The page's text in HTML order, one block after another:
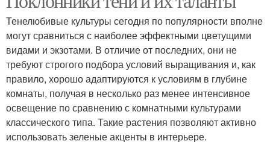
Тенелюбивые культуры сегодня по популярности вполне
могут сравниться с наиболее эффектными цветущими
видами и экзотами. В отличие от последних, они не
требуют строгого подбора условий выращивания и, как
правило, хорошо адаптируются к условиям в глубине
комнаты, получая в несколько раз менее интенсивное
освещение по сравнению с комнатными культурами
классического типа. Такие растения позволяют активно
использовать зеленые акценты в интерьере.